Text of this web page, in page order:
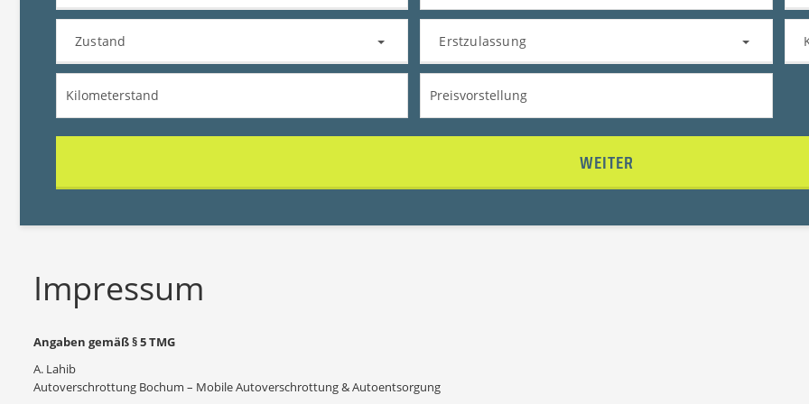
Zustand Erstzulassung
WEITER
Impressum
Angaben gemäß § 5 TMG
A. Lahib
Autoverschrottung Bochum – Mobile Autoverschrottung & Autoentsorgung